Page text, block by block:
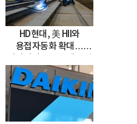
HD현대, 美 HII와
용접자동화 확대…
도입